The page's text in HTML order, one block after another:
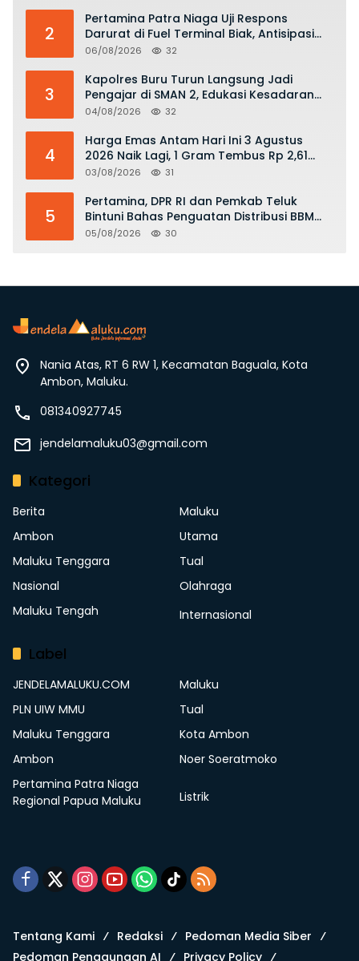
2
Pertamina Patra Niaga Uji Respons
Darurat di Fuel Terminal Biak, Antisipasi
Risiko Kebakaran dan Tumpahan BBM
06/08/2026 32
3
Kapolres Buru Turun Langsung Jadi
Pengajar di SMAN 2, Edukasi Kesadaran
Hukum dan Stop Kekerasan
04/08/2026 32
4
Harga Emas Antam Hari Ini 3 Agustus
2026 Naik Lagi, 1 Gram Tembus Rp 2,61
Juta
03/08/2026 31
5
Pertamina, DPR RI dan Pemkab Teluk
Bintuni Bahas Penguatan Distribusi BBM
dan LPG
05/08/2026 30
Nania Atas, RT 6 RW 1, Kecamatan Baguala, Kota
Ambon, Maluku.
081340927745
jendelamaluku03@gmail.com
Kategori
Berita
Maluku
Ambon
Utama
Maluku Tenggara
Tual
Nasional
Olahraga
Maluku Tengah
Internasional
Label
JENDELAMALUKU.COM
Maluku
PLN UIW MMU
Tual
Maluku Tenggara
Kota Ambon
Ambon
Noer Soeratmoko
Pertamina Patra Niaga
Regional Papua Maluku
Listrik
Tentang Kami Redaksi
Pedoman Media Siber
Pedoman Penggunaan AI
Privacy Policy